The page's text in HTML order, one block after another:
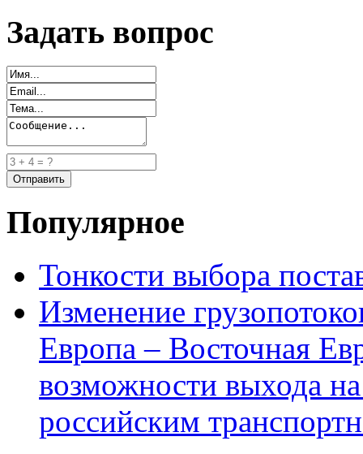
Задать вопрос
Популярное
Тонкости выбора
Изменение
Европа – Восточная
возможности выхода
российским